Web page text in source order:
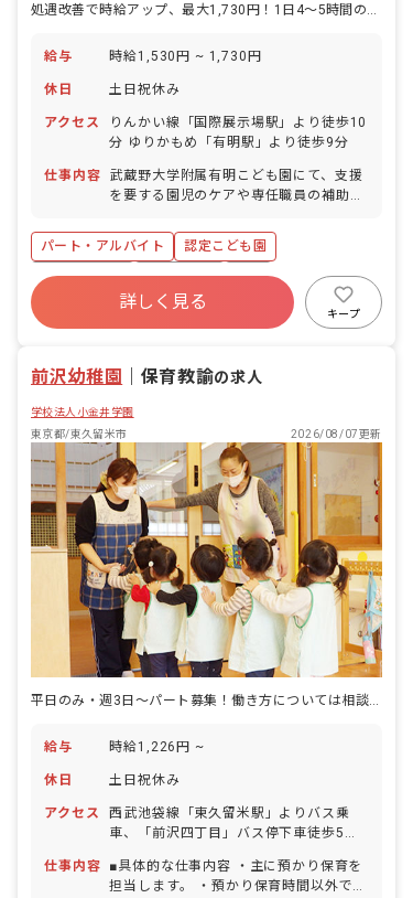
処遇改善で時給アップ、最大1,730円！1日4～5時間の短時間勤務
給与 時給1,530円 ~ 1,730円
休日 土日祝休み
アクセス
りんかい線「国際展示場駅」より徒歩10
分 ゆりかもめ「有明駅」より徒歩9分
仕事内容
武蔵野大学附属有明こども園にて、支援
を要する園児のケアや専任職員の補助を
別な支援を必要とする園児の見守り ・食
事の準備 ・片付け ・散歩の補助 ・清掃
・バス添乗など
パート・アルバイト
認定こども園
社会保険完備
土日祝休み
有給
福利厚生充実
未経験歓迎
新卒も歓迎
詳しく見る
キープ
前沢幼稚園 保育教諭の求人
学校法人小金井学園
東京都/東久留米市
2026/08/07更新
給与 時給1,226円 ~
休日 土日祝休み
アクセス
西武池袋線「東久留米駅」よりバス乗
車、「前沢四丁目」バス停下車徒歩5分
応相談
仕事内容
■具体的な仕事内容 ・主に預かり保育を
担当します。 ・預かり保育時間以外では